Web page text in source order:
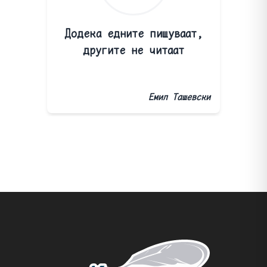
Додека едните пишуваат,
другите не читаат
Емил Ташевски